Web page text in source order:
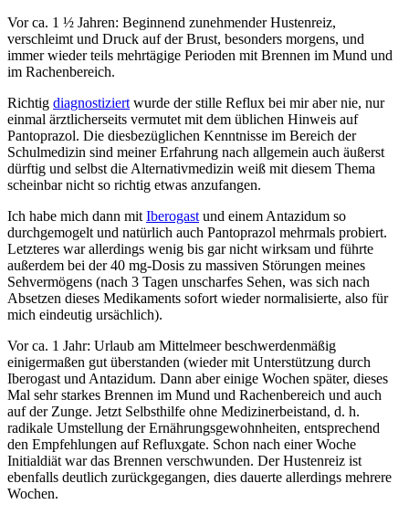
Vor ca. 1 ½ Jahren: Beginnend zunehmender Hustenreiz,
verschleimt und Druck auf der Brust, besonders morgens, und
immer wieder teils mehrtägige Perioden mit Brennen im Mund und
im Rachenbereich.
Richtig diagnostiziert wurde der stille Reflux bei mir aber nie, nur
einmal ärztlicherseits vermutet mit dem üblichen Hinweis auf
Pantoprazol. Die diesbezüglichen Kenntnisse im Bereich der
Schulmedizin sind meiner Erfahrung nach allgemein auch äußerst
dürftig und selbst die Alternativmedizin weiß mit diesem Thema
scheinbar nicht so richtig etwas anzufangen.
Ich habe mich dann mit Iberogast und einem Antazidum so
durchgemogelt und natürlich auch Pantoprazol mehrmals probiert.
Letzteres war allerdings wenig bis gar nicht wirksam und führte
außerdem bei der 40 mg-Dosis zu massiven Störungen meines
Sehvermögens (nach 3 Tagen unscharfes Sehen, was sich nach
Absetzen dieses Medikaments sofort wieder normalisierte, also für
mich eindeutig ursächlich).
Vor ca. 1 Jahr: Urlaub am Mittelmeer beschwerdenmäßig
einigermaßen gut überstanden (wieder mit Unterstützung durch
Iberogast und Antazidum. Dann aber einige Wochen später, dieses
Mal sehr starkes Brennen im Mund und Rachenbereich und auch
auf der Zunge. Jetzt Selbsthilfe ohne Medizinerbeistand, d. h.
radikale Umstellung der Ernährungsgewohnheiten, entsprechend
den Empfehlungen auf Refluxgate. Schon nach einer Woche
Initialdiät war das Brennen verschwunden. Der Hustenreiz ist
ebenfalls deutlich zurückgegangen, dies dauerte allerdings mehrere
Wochen.